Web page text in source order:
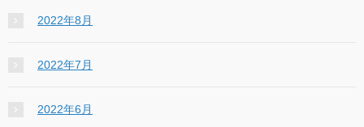
2022年8月
2022年7月
2022年6月